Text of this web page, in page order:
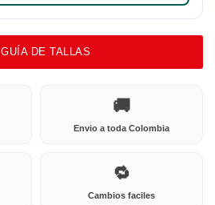
GUÍA DE TALLAS
🚚
Envio a toda Colombia
🔁
Cambios faciles